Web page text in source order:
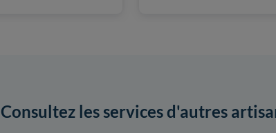
Consultez les services d'autres